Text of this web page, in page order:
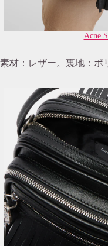
Acne
素材：レザー。裏地：ポ